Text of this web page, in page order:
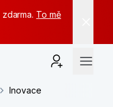
To mě
Inovace